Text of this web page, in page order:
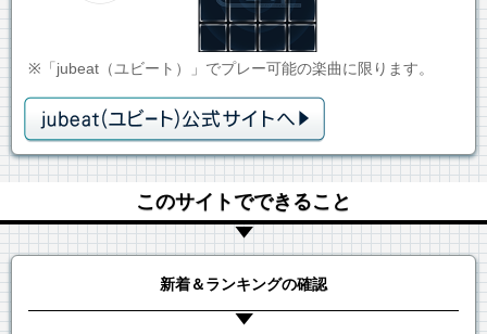
※「jubeat（ユビート）」でプレー可能の楽曲に限ります。
このサイトでできること
新着＆ランキングの確認